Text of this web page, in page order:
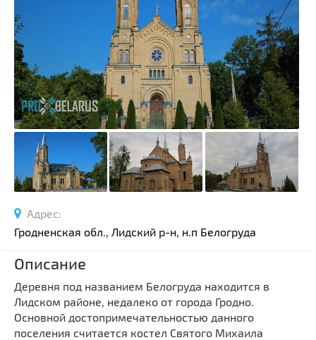
Гражданская архитектура
Спортивные сооружения
Производства
Ратуши
Родовые усадьбы
Садово-парковая архитектура
Национальные парки и заказники
Озера и водоемы
Памятники
Памятники геодезии
Памятники известным людям
Церкви
Монастыри
Костелы
Выберите область
Выберите населенный пункт
Адрес:
Гродненская обл., Лидский р-н, н.п Белогруда
Описание
Деревня под названием Белогруда находится в
Лидском районе, недалеко от города Гродно.
Основной достопримечательностью данного
поселения считается костел Святого Михаила